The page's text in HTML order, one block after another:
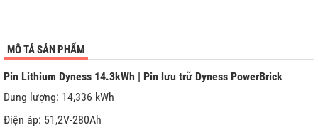
MÔ TẢ SẢN PHẨM
Pin Lithium Dyness 14.3kWh | Pin lưu trữ Dyness PowerBrick
Dung lượng: 14,336 kWh
Điện áp: 51,2V-280Ah